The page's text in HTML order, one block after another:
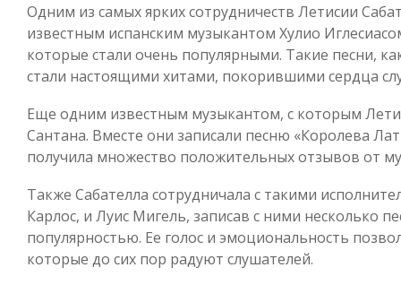
Одним из самых ярких сотрудничеств Летисии
известным испанским музыкантом Хулио
которые стали очень популярными. Такие песни,
стали настоящими хитами, покорившими сердца
Еще одним известным музыкантом, с которым
Сантана. Вместе они записали песню «Королева
получила множество положительных отзывов от
Также Сабателла сотрудничала с такими
Карлос, и Луис Мигель, записав с ними несколько
популярностью. Ее голос и эмоциональность
которые до сих пор радуют слушателей.